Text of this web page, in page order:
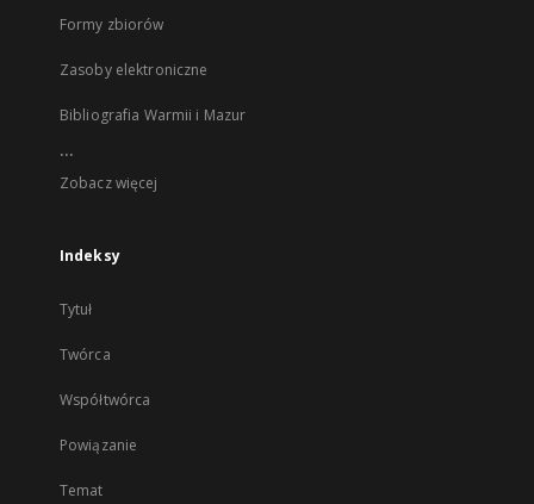
Formy zbiorów
Zasoby elektroniczne
Bibliografia Warmii i Mazur
...
Zobacz więcej
Indeksy
Tytuł
Twórca
Współtwórca
Powiązanie
Temat